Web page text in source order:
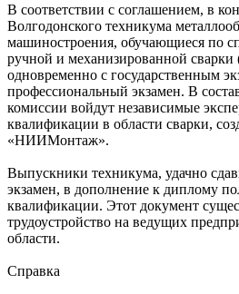
В соответствии с соглашением, в
Волгодонского техникума
машиностроения, обучающиеся по
ручной и механизированной сварки
одновременно с государственным
профессиональный экзамен. В
комиссии войдут независимые
квалификации в области сварки,
«НИИМонтаж».
Выпускники техникума, удачно
экзамен, в дополнение к диплому
квалификации. Этот документ
трудоустройство на ведущих
области.
Справка